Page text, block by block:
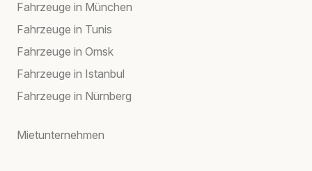
Fahrzeuge in München
Fahrzeuge in Tunis
Fahrzeuge in Omsk
Fahrzeuge in Istanbul
Fahrzeuge in Nürnberg
Mietunternehmen